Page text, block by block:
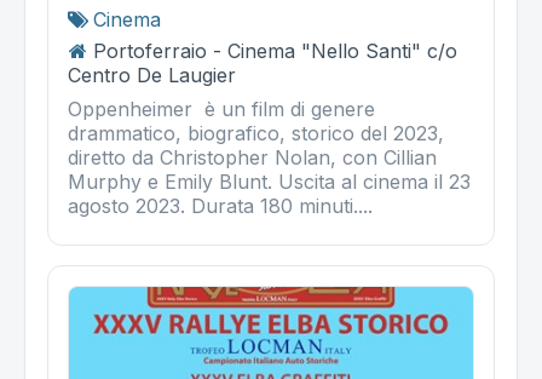
Cinema
Portoferraio - Cinema "Nello Santi" c/o
Centro De Laugier
Oppenheimer è un film di genere
drammatico, biografico, storico del 2023,
diretto da Christopher Nolan, con Cillian
Murphy e Emily Blunt. Uscita al cinema il 23
agosto 2023. Durata 180 minuti....